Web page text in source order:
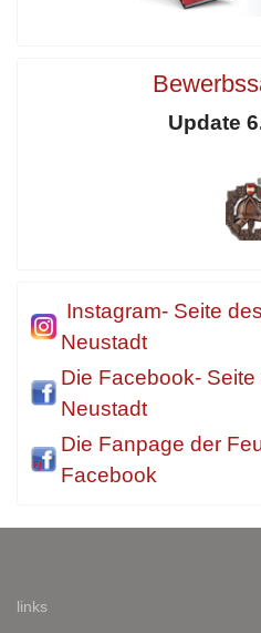
Update
Instagram- Seite
Neustadt
Die Facebook-
Neustadt
Die Fanpage der
Facebook
links